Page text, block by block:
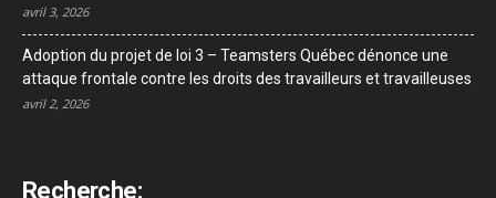
avril 3, 2026
Adoption du projet de loi 3 – Teamsters Québec dénonce une
attaque frontale contre les droits des travailleurs et travailleuses
avril 2, 2026
Recherche: